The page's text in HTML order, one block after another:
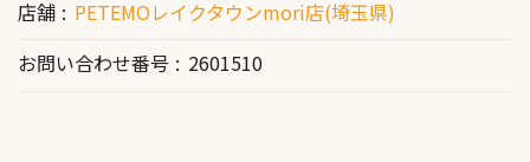
店舗
PETEMOレイクタウンmori店(埼玉県)
お問い合わせ番号
2601510